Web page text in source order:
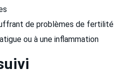
de problèmes de fertilité
ou à une inflammation